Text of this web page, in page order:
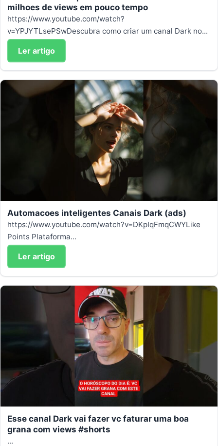
milhoes de views em pouco tempo
https://www.youtube.com/watch?
v=YPJYTLsePSwDescubra como criar um canal Dark no...
Ler artigo
Automacoes inteligentes Canais Dark (ads)
https://www.youtube.com/watch?v=DKpIqFmqCWYLike
Points Plataforma...
Ler artigo
Esse canal Dark vai fazer vc faturar uma boa
grana com views #shorts
...